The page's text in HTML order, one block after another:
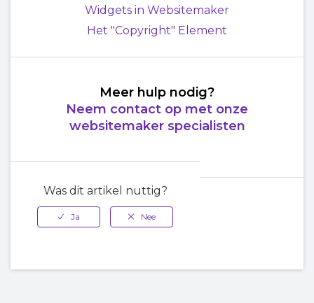
Widgets in Websitemaker
Het "Copyright" Element
Meer hulp nodig?
Neem contact op met onze
websitemaker specialisten
Was dit artikel nuttig?